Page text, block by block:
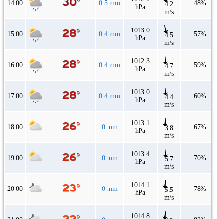
14:00 0.5 mm
hPa
4.2
m/s
48%
15:00 0.4 mm
1013.0
hPa
4.5
m/s
57%
16:00 0.4 mm
1012.3
hPa
4.7
m/s
59%
17:00 0.4 mm
1013.0
hPa
4.4
m/s
60%
18:00 0 mm
1013.1
hPa
3.8
m/s
67%
19:00 0 mm
1013.4
hPa
5.7
m/s
70%
20:00 0 mm
1014.1
hPa
5.5
m/s
78%
1014.8